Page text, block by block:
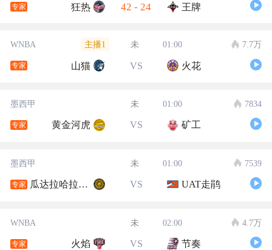
专家 狂热 42 - 24 王牌
WNBA 主播1 未 01:00 7.7万
专家 山猫 VS 火花
墨西甲 未 01:00 7834
专家 黄金河虎 VS 矿工
墨西甲 未 01:00 7539
专家 瓜达拉哈拉大学 VS UAT走鹃
WNBA 未 02:00 4.7万
专家 火焰 VS 节奏